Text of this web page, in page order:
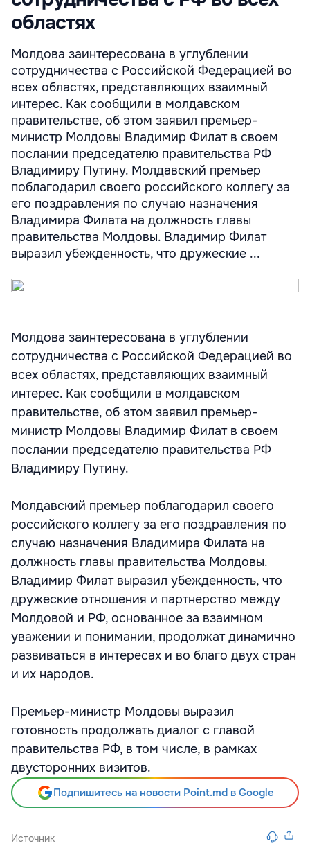
областях
Молдова заинтересована в углублении
сотрудничества с Российской Федерацией во
всех областях, представляющих взаимный
интерес. Как сообщили в молдавском
правительстве, об этом заявил премьер-
министр Молдовы Владимир Филат в своем
послании председателю правительства РФ
Владимиру Путину. Молдавский премьер
поблагодарил своего российского коллегу за
его поздравления по случаю назначения
Владимира Филата на должность главы
правительства Молдовы. Владимир Филат
выразил убежденность, что дружеские ...
Молдова заинтересована в углублении
сотрудничества с Российской Федерацией во
всех областях, представляющих взаимный
интерес. Как сообщили в молдавском
правительстве, об этом заявил премьер-
министр Молдовы Владимир Филат в своем
послании председателю правительства РФ
Владимиру Путину.
Молдавский премьер поблагодарил своего
российского коллегу за его поздравления по
случаю назначения Владимира Филата на
должность главы правительства Молдовы.
Владимир Филат выразил убежденность, что
дружеские отношения и партнерство между
Молдовой и РФ, основанное за взаимном
уважении и понимании, продолжат динамично
развиваться в интересах и во благо двух стран
и их народов.
Премьер-министр Молдовы выразил
готовность продолжать диалог с главой
правительства РФ, в том числе, в рамках
двусторонних визитов.
Подпишитесь на новости Point.md в Google
Источник